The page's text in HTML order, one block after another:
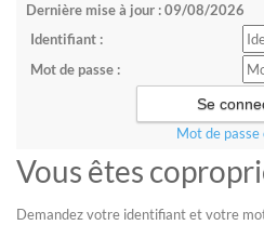
Dernière mise à jour : 09/08/2026
Identifiant :
Mot de passe :
Mot de passe
Vous êtes
Demandez votre identifiant et votre